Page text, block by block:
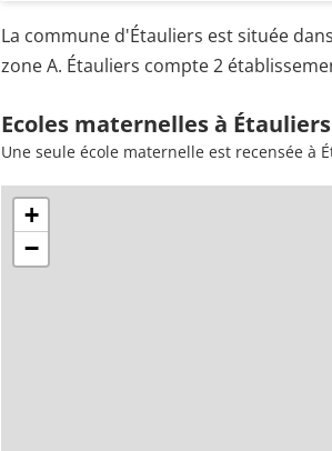
La commune d'Étauliers est située
zone A. Étauliers compte 2
Ecoles maternelles à
Une seule école maternelle est recensée à
+
−